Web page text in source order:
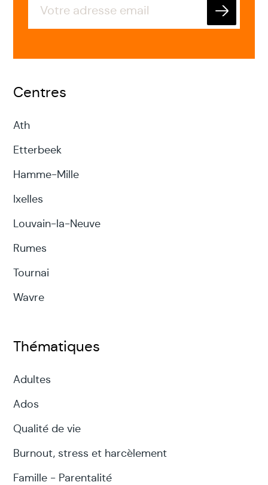
Centres
Ath
Etterbeek
Hamme-Mille
Ixelles
Louvain-la-Neuve
Rumes
Tournai
Wavre
Thématiques
Adultes
Ados
Qualité de vie
Burnout, stress et harcèlement
Famille - Parentalité